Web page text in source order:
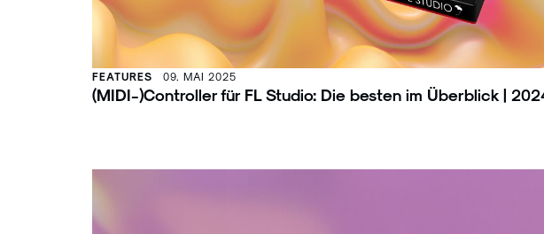
FEATURES 09. MAI 2025
(MIDI-)Controller für FL Studio: Die besten im Überblick |